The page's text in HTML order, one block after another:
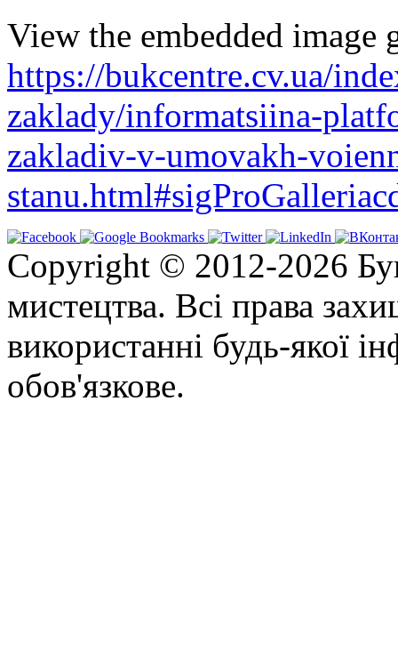
View the embedded image
https://bukcentre.cv.ua/
zaklady/informatsiina-
zakladiv-v-umovakh-
Copyright © 2012-2026
мистецтва. Всі права
використанні будь-якої
обов'язкове.